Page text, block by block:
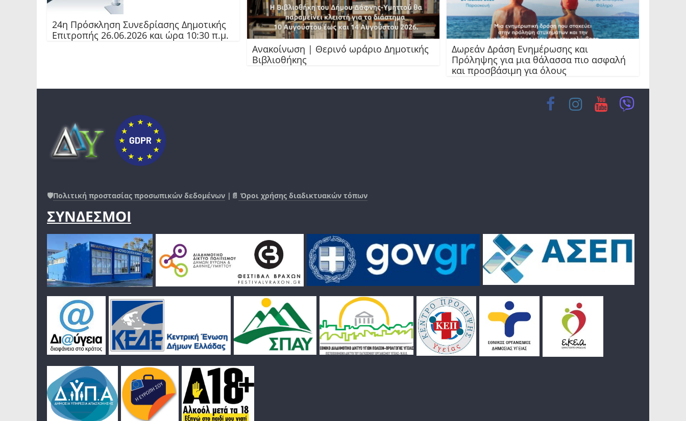
24η Πρόσκληση Συνεδρίασης Δημοτικής
Επιτροπής 26.06.2026 και ώρα 10:30 π.μ.
Ανακοίνωση | Θερινό ωράριο Δημοτικής
Βιβλιοθήκης
Δωρεάν Δράση Ενημέρωσης και
Πρόληψης για μια θάλασσα πιο ασφαλή
και προσβάσιμη για όλους
🛡️Πολιτική προστασίας προσωπικών δεδομένων |📄 Όροι χρήσης διαδικτυακών τόπων
ΣΥΝΔΕΣΜΟΙ